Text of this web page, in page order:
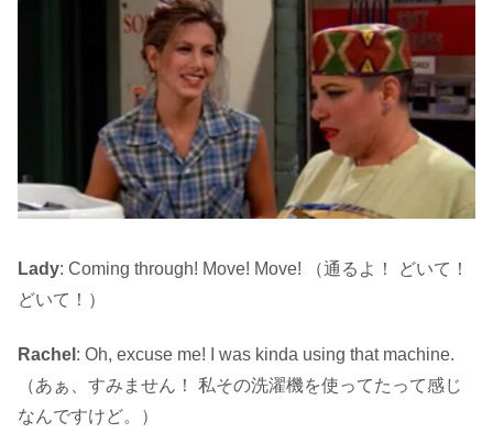
Lady: Coming through! Move! Move! （通るよ！ どいて！
どいて！）
Rachel : Oh, excuse me! I was kinda using that machine.
（あぁ、すみません！ 私その洗濯機を使ってたって感じ
なんですけど。）